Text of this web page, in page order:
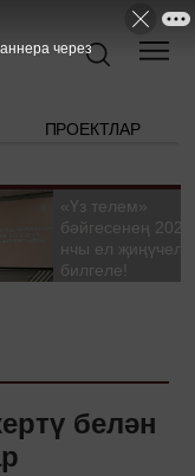
ПРОЕКТЛАР
«Үз телем»
бәйгесенең 2026
нчы ел
билгеле!
белән
через